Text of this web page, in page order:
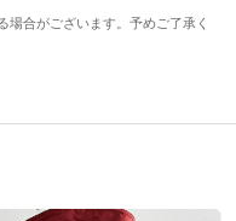
品ならではの刺繍も大胆に
2.6cm 23.5cm
2.8cm 25.9cm
場合がございます。予めご了承く